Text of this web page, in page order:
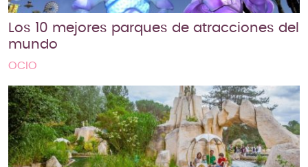
Los 10 mejores parques de atracciones del
mundo
OCIO